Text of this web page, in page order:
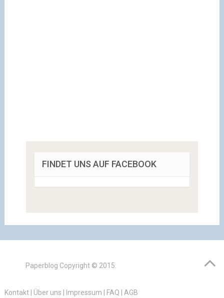
FINDET UNS AUF FACEBOOK
Paperblog Copyright © 2015.
Kontakt| Über uns Impressum FAQ AGB